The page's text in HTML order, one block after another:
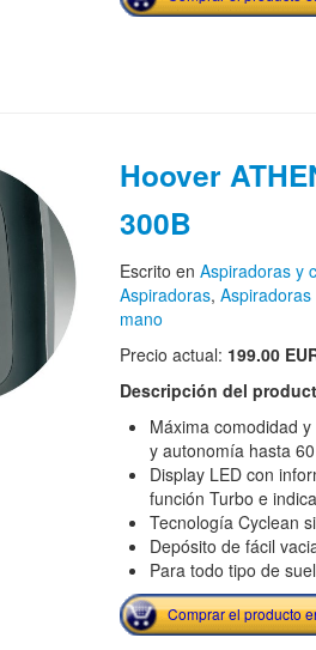
Hoover
300B
Escrito en Aspiradoras y
Aspiradoras,
mano
Precio actual: 199.00
Descripción del
Máxima comodidad
y autonomía hasta
Display LED con
función Turbo e
Tecnología Cyclean
Depósito de fácil
Para todo tipo de
Comprar el producto